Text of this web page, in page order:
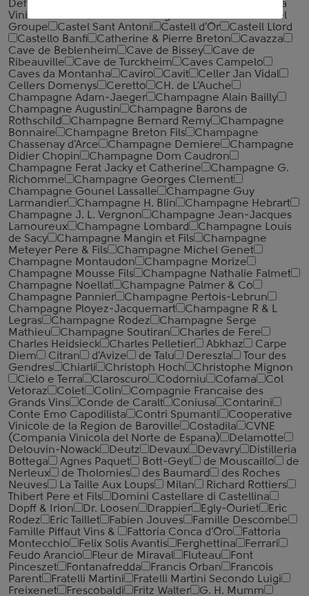
Defra
Casa
Vinicola Morando
Castel
Groupe
Castel Sant Antoni Castell d'Or
Castell Llord
Castello Banfi
Catherine & Pierre Breton
Cavazza
Cave de Beblenheim
Cave de Bissey
Cave de
Ribeauville
Cave de Turckheim
Caves Campelo
Caves da Montanha
Caviro Cavit
Celler Jan Vidal
Cellers Domenys
Ceretto
CH. de L'Auche
Champagne Adam-Jaeger
Champagne Alain Bailly
Champagne Augustin
Champagne Barons de
Rothschild
Champagne Bernard Remy
Champagne
Bonnaire
Champagne Breton Fils
Champagne
Chassenay d'Arce
Champagne Demiere
Champagne
Didier Chopin
Champagne Dom Caudron
Champagne Ferat Jacky et Catherine
Champagne G.
Richomme
Champagne Georges Clement
Champagne Gounel Lassalle
Champagne Guy
Larmandier
Champagne H. Blin
Champagne Hebrart
Champagne J. L. Vergnon
Champagne Jean-Jacques
Lamoureux
Champagne Lombard
Champagne Louis
de Sacy
Champagne Mangin et Fils
Champagne
Meteyer Pere & Fils
Champagne Michel Genet
Champagne Montaudon
Champagne Morize
Champagne Mousse Fils
Champagne Nathalie Falmet
Champagne Noellat
Champagne Palmer & Co
Champagne Pannier
Champagne Pertois-Lebrun
Champagne Ployez-Jacquemart
Champagne R & L
Legras
Champagne Rodez
Champagne Serge
Mathieu
Champagne Soutiran
Charles de Fere
Charles Heidsieck
Charles Pelletier Abkhaz
Carpe
Diem
Citran d'Avize de Talu Dereszla
Tour des
Gendres
Chiarli Christoph Hoch
Christophe Mignon
Cielo e Terra
Claroscuro Codorniu Cofama
Col
Vetoraz
Colet Colin
Compagnie Francaise des
Grands Vins
Conde de Caralt Coniusa
Contarini
Conte Emo Capodilista
Contri Spumanti
Cooperative
Vinicole de la Region de Baroville
Costadila
CVNE
(Compania Vinicola del Norte de Espana)
Delamotte
Delouvin-Nowack
Deutz Devaux Devavry
Distilleria
Bottega
Agnes Paquet Bott-Geyl de Mouscaillo
de
Nerleux
de Tholomies des Baumard
des Roches
Neuves
La Taille Aux Loups Milan
Richard Rottiers
Thibert Pere et Fils
Domini Castellare di Castellina
Dopff & Irion
Dr. Loosen Drappier Egly-Ouriet
Eric
Rodez
Eric Taillet Fabien Jouves
Famille Descombe
Famille Piffaut Vins &
Fattoria Conca d'Oro
Fattoria
Montecchio
Felix Solis Avantis Ferghettina
Ferrari
Feudo Arancio
Fleur de Miraval Fluteau
Font
Pinceszet
Fontanafredda Francis Orban
Francois
Parent
Fratelli Martini
Fratelli Martini Secondo Luigi
Freixenet
Frescobaldi Fritz Walter
G. H. Mumm